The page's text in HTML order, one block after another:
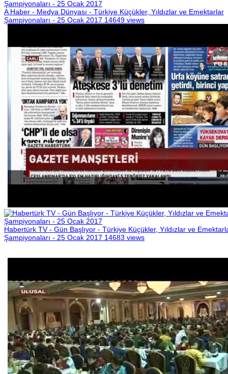
A Haber - Medya Dünyası - Türkiye Küçükler, Yıldızlar ve Emektarlar
Şampiyonaları - 25 Ocak 2017 14649 views
Habertürk TV - Gün Başlıyor - Türkiye Küçükler, Yıldızlar ve
Şampiyonaları - 25 Ocak 2017 14683 views